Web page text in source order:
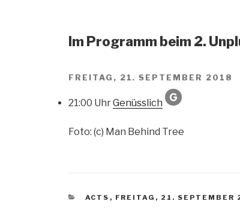
Im Programm beim 2.
FREITAG, 21. SEPTEMBER 2018
21:00 UhrGenüsslich
Foto: (c) Man Behind Tree
KATEGORIEN
ACTS , FREITAG, 21. SEPTEMBER